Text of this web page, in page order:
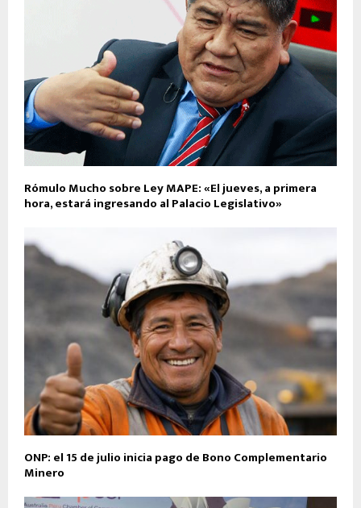
Rómulo Mucho sobre Ley MAPE: «El jueves, a primera
hora, estará ingresando al Palacio Legislativo»
ONP: el 15 de julio inicia pago de Bono Complementario
Minero